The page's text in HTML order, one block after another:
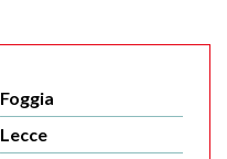
Foggia
Lecce